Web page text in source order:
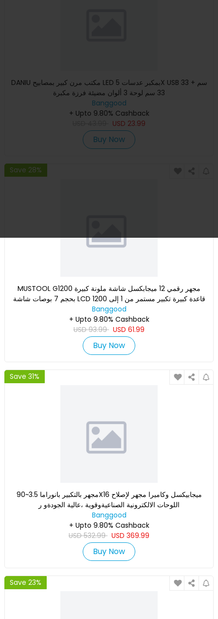
DANIU مكتب مرن كبير بمصابيح LED بمكبر عدسات 5X USB 33 سم +
33 سم لوحة 3 ألوان مضيئة فرزة مكبرة
Banggood
+ Upto 9.80% Cashback
USD 23.99
Buy Now
Save 28%
MUSTOOL G1200 مجهر رقمي 12 ميجابكسل شاشة ملونة كبيرة
بحجم 7 بوصات شاشة LCD قاعدة كبيرة تكبير مستمر من 1 إلى 1200
مرة مع
Banggood
+ Upto 9.80% Cashback
USD93.99 USD 61.99
Buy Now
Save 31%
مجهر بالتكبير بانوراما 3.5~90X16 ميجابيكسل وكاميرا مجهر لإصلاح
اللوحات الالكترونية الصناعيةوقوية ،عالية الجودةو ر
Banggood
+ Upto 9.80% Cashback
USD532.99 USD 369.99
Buy Now
Save 23%